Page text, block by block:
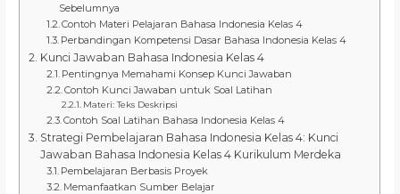
Sebelumnya
Contoh Materi Pelajaran Bahasa Indonesia Kelas 4
Perbandingan Kompetensi Dasar Bahasa Indonesia Kelas 4
Kunci Jawaban Bahasa Indonesia Kelas 4
Pentingnya Memahami Konsep Kunci Jawaban
Contoh Kunci Jawaban untuk Soal Latihan
Materi: Teks Deskripsi
Contoh Soal Latihan Bahasa Indonesia Kelas 4
Strategi Pembelajaran Bahasa Indonesia Kelas 4: Kunci
Jawaban Bahasa Indonesia Kelas 4 Kurikulum Merdeka
Pembelajaran Berbasis Proyek
Memanfaatkan Sumber Belajar